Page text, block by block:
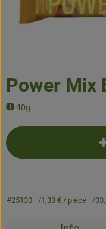
Produits de
Nouveau
Power Mix
40g
#25130 1,33 € / pièce